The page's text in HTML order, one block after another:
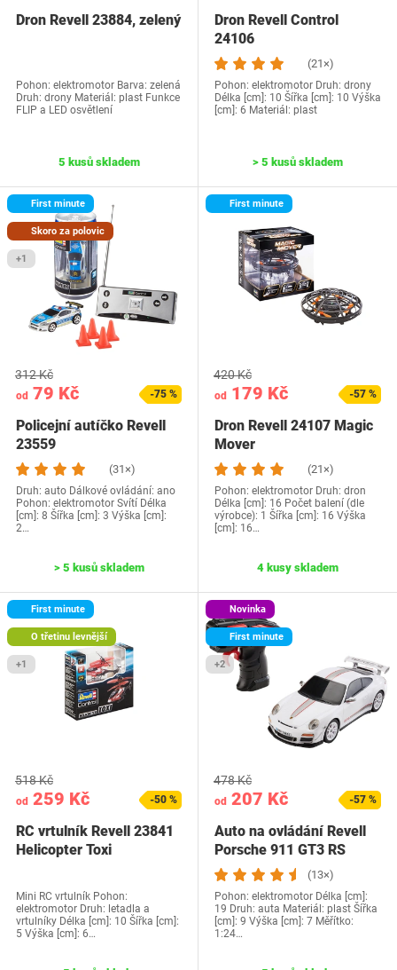
Dron Revell 23884, zelený
Pohon: elektromotor Barva: zelená
Druh: drony Materiál: plast Funkce
FLIP a LED osvětlení
5 kusů skladem
Dron Revell Control
24106
(21×)
Pohon: elektromotor Druh: drony
Délka [cm]: 10 Šířka [cm]: 10 Výška
[cm]: 6 Materiál: plast
> 5 kusů skladem
First minute
Skoro za polovic
+1
od 79 Kč
312 Kč
-75 %
Policejní autíčko Revell
23559
(31×)
Druh: auto Dálkové ovládání: ano
Pohon: elektromotor Svítí Délka
[cm]: 8 Šířka [cm]: 3 Výška [cm]:
2…
> 5 kusů skladem
First minute
od 179 Kč
420 Kč
-57 %
Dron Revell 24107 Magic
Mover
(21×)
Pohon: elektromotor Druh: dron
Délka [cm]: 16 Počet balení (dle
výrobce): 1 Šířka [cm]: 16 Výška
[cm]: 16…
4 kusy skladem
First minute
O třetinu levnější
+1
od 259 Kč
518 Kč
-50 %
RC vrtulník Revell 23841
Helicopter Toxi
Mini RC vrtulník Pohon:
elektromotor Druh: letadla a
vrtulníky Délka [cm]: 10 Šířka [cm]:
5 Výška [cm]: 6…
Novinka
First minute
+2
od 207 Kč
478 Kč
-57 %
Auto na ovládání Revell
Porsche 911 GT3 RS
(13×)
Pohon: elektromotor Délka [cm]:
19 Druh: auta Materiál: plast Šířka
[cm]: 9 Výška [cm]: 7 Měřítko:
1:24…